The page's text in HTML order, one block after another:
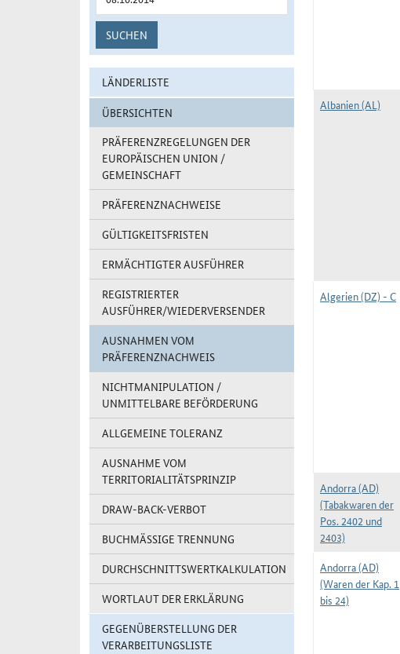
SUCHEN
LÄNDERLISTE
ÜBERSICHTEN
PRÄFERENZREGELUNGEN DER
EUROPÄISCHEN UNION /
GEMEINSCHAFT
PRÄFERENZNACHWEISE
GÜLTIGKEITSFRISTEN
ERMÄCHTIGTER AUSFÜHRER
REGISTRIERTER
AUSFÜHRER/WIEDERVERSENDER
AUSNAHMEN VOM
PRÄFERENZNACHWEIS
NICHTMANIPULATION /
UNMITTELBARE BEFÖRDERUNG
ALLGEMEINE TOLERANZ
AUSNAHME VOM
TERRITORIALITÄTSPRINZIP
DRAW-BACK-VERBOT
BUCHMÄSSIGE TRENNUNG
DURCHSCHNITTSWERTKALKULATION
WORTLAUT DER ERKLÄRUNG
GEGENÜBERSTELLUNG DER
VERARBEITUNGSLISTE
Albanien (AL)
Algerien (DZ) - C
Andorra (AD)
(Tabakwaren der
Pos. 2402 und
2403)
Andorra (AD)
(Waren der Kap. 1
bis 24)